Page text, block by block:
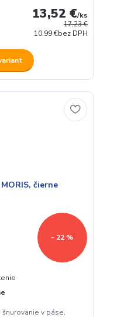
17,23 €
13,52 €/ks
10,99 €bez DPH
- 22 %
v páse,